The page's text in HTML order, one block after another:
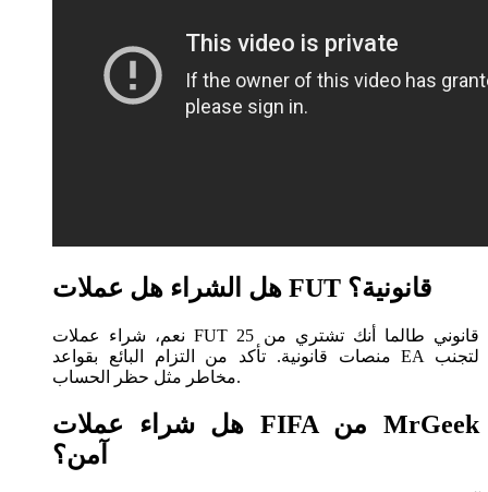
هل الشراء هل عملات FUT قانونية؟
نعم، شراء عملات FUT 25 قانوني طالما أنك تشتري من
منصات قانونية. تأكد من التزام البائع بقواعد EA لتجنب
مخاطر مثل حظر الحساب.
هل شراء عملات FIFA من MrGeek
آمن؟